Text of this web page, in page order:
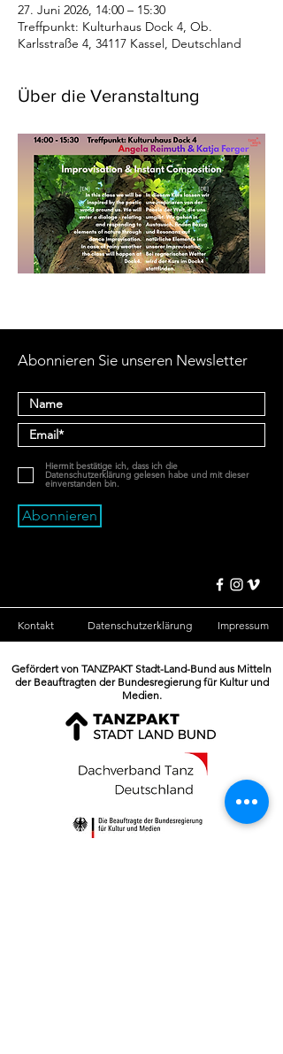
27. Juni 2026, 14:00 – 15:30
Treffpunkt: Kulturhaus Dock 4, Ob.
Karlsstraße 4, 34117 Kassel, Deutschland
Über die Veranstaltung
Abonnieren Sie unseren Newsletter
Hiermit bestätige ich, dass ich die
Datenschutzerklärung gelesen habe und mit dieser
einverstanden bin.
Abonnieren
Kontakt Datenschutzerklärung Impressum
Gefördert von TANZPAKT Stadt-Land-Bund aus Mitteln
der Beauftragten der Bundesregierung für Kultur und
Medien.